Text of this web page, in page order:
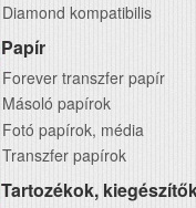
Diamond kompatibilis
Papír
Forever transzfer papír
Másoló papírok
Fotó papírok, média
Transzfer papírok
Tartozékok,